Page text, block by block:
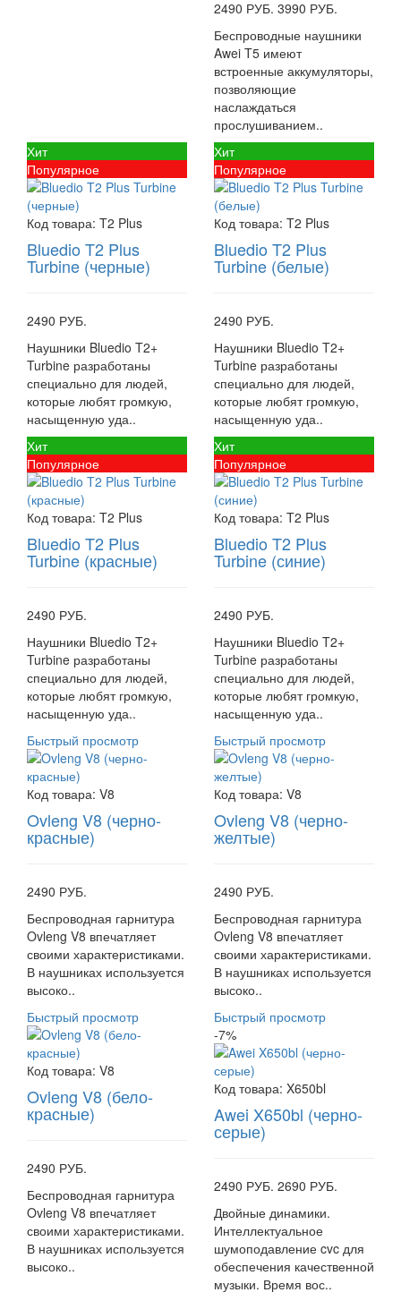
2490 РУБ. 3990 РУБ.
Беспроводные наушники
Awei T5 имеют
встроенные аккумуляторы,
позволяющие
наслаждаться
прослушиванием..
Хит
Популярное
Код товара: T2 Plus
Bluedio T2 Plus
Turbine (черные)
2490 РУБ.
Наушники Bluedio T2+
Turbine разработаны
специально для людей,
которые любят громкую,
насыщенную уда..
Хит
Популярное
Код товара: T2 Plus
Bluedio T2 Plus
Turbine (белые)
2490 РУБ.
Наушники Bluedio T2+
Turbine разработаны
специально для людей,
которые любят громкую,
насыщенную уда..
Хит
Популярное
Код товара: T2 Plus
Bluedio T2 Plus
Turbine (красные)
2490 РУБ.
Наушники Bluedio T2+
Turbine разработаны
специально для людей,
которые любят громкую,
насыщенную уда..
Хит
Популярное
Код товара: T2 Plus
Bluedio T2 Plus
Turbine (синие)
2490 РУБ.
Наушники Bluedio T2+
Turbine разработаны
специально для людей,
которые любят громкую,
насыщенную уда..
Быстрый просмотр
Код товара: V8
Ovleng V8 (черно-
красные)
2490 РУБ.
Беспроводная гарнитура
Ovleng V8 впечатляет
своими характеристиками.
В наушниках используется
высоко..
Быстрый просмотр
Код товара: V8
Ovleng V8 (черно-
желтые)
2490 РУБ.
Беспроводная гарнитура
Ovleng V8 впечатляет
своими характеристиками.
В наушниках используется
высоко..
Быстрый просмотр
Код товара: V8
Ovleng V8 (бело-
красные)
2490 РУБ.
Беспроводная гарнитура
Ovleng V8 впечатляет
своими характеристиками.
В наушниках используется
высоко..
Быстрый просмотр
-7%
Код товара: X650bl
Awei X650bl (черно-
серые)
2490 РУБ. 2690 РУБ.
Двойные динамики.
Интеллектуальное
шумоподавление cvc для
обеспечения качественной
музыки. Время вос..